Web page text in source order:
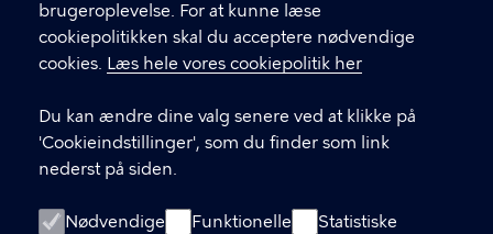
brugeroplevelse. For at kunne læse
cookiepolitikken skal du acceptere nødvendige
cookies. Læs hele vores cookiepolitik her
Du kan ændre dine valg senere ved at klikke på
'Cookieindstillinger', som du finder som link
nederst på siden.
Nødvendige Funktionelle Statistiske
GENVEJE
Digital Post
Databeskyttelse